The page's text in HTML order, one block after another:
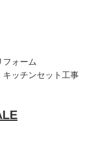
ォーム
キッチンセット工事